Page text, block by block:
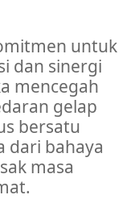
untuk
dan sinergi
mencegah
gelap
bersatu
dari bahaya
masa